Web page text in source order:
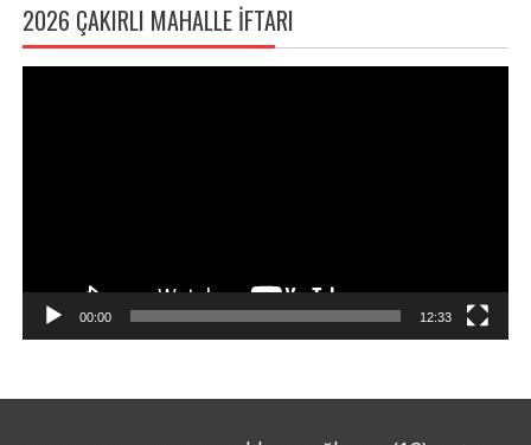
2026 ÇAKIRLI MAHALLE İFTARI
00:00 12:33